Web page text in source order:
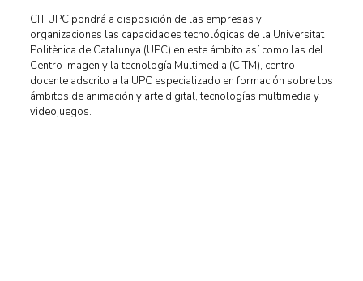
CIT UPC pondrá a disposición de las empresas y
organizaciones las capacidades tecnológicas de la Universitat
Politènica de Catalunya (UPC) en este ámbito así como las del
Centro Imagen y la tecnología Multimedia (CITM), centro
docente adscrito a la UPC especializado en formación sobre los
ámbitos de animación y arte digital, tecnologías multimedia y
videojuegos.